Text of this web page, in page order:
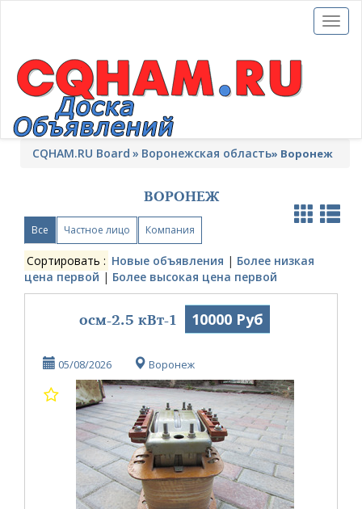
Toggle
CQHAM.RU Board Воронежская область» Воронеж
ВОРОНЕЖ
Все Частное лицо Компания
Сортировать : Новые объявления | Более низкая
цена первой | Более высокая цена первой
осм-2.5 кВт-1 10000 Руб
05/08/2026 Воронеж